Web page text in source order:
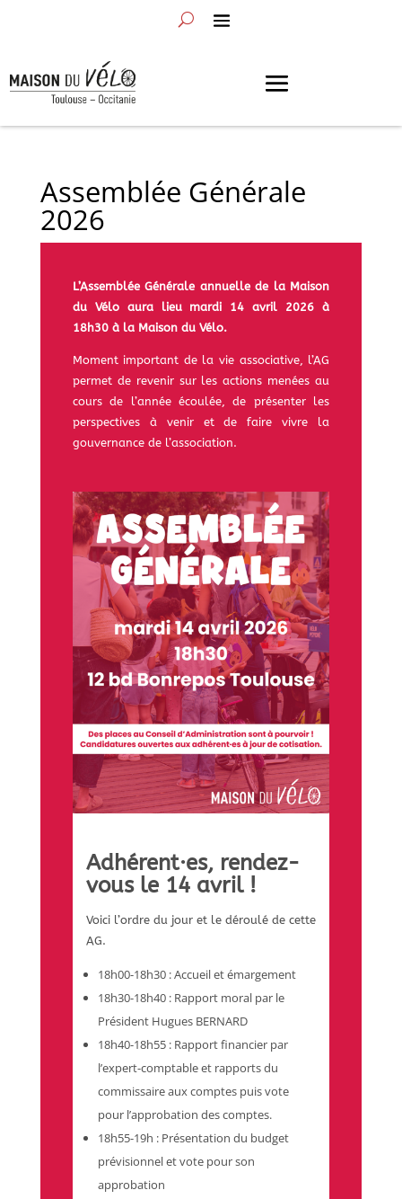
Assemblée Générale
2026
L’Assemblée Générale annuelle de la Maison
du Vélo aura lieu mardi 14 avril 2026 à
18h30 à la Maison du Vélo.
Moment important de la vie associative, l’AG
permet de revenir sur les actions menées au
cours de l’année écoulée, de présenter les
perspectives à venir et de faire vivre la
gouvernance de l’association.
Adhérent·es, rendez-
vous le 14 avril !
Voici l’ordre du jour et le déroulé de cette
AG.
18h00-18h30 : Accueil et émargement
18h30-18h40 : Rapport moral par le
Président Hugues BERNARD
18h40-18h55 : Rapport financier par
l’expert-comptable et rapports du
commissaire aux comptes puis vote
pour l’approbation des comptes.
18h55-19h : Présentation du budget
prévisionnel et vote pour son
approbation